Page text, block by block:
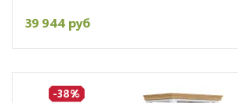
39 944 руб
-38%